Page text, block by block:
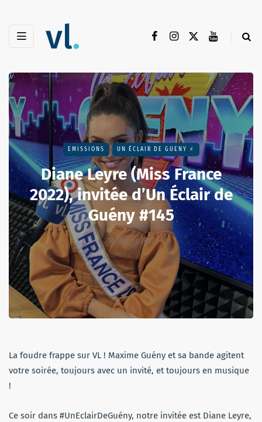
EMISSIONS UN ÉCLAIR DE GUENY ⚡️
Diane Leyre (Miss France
2022), invitée d’Un Éclair de
Guény #145
16 février 2022
La foudre frappe sur VL ! Maxime Guény et sa bande agitent
votre soirée, toujours avec un invité, et toujours en musique
!
Ce soir dans #UnEclairDeGuény, notre invitée est Diane Leyre,